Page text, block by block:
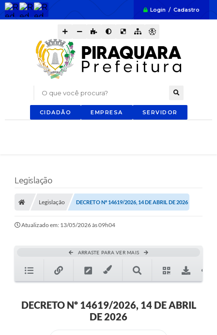
Login / Cadastro
O que você procura?
CIDADÃO EMPRESA SERVIDOR
Legislação
Legislação DECRETO Nº 14619/2026, 14 DE ABRIL DE 2026
Atualizado em: 13/05/2026 às 09h04
ARRASTE PARA VER MAIS
DECRETO Nº 14619/2026, 14 DE ABRIL
DE 2026